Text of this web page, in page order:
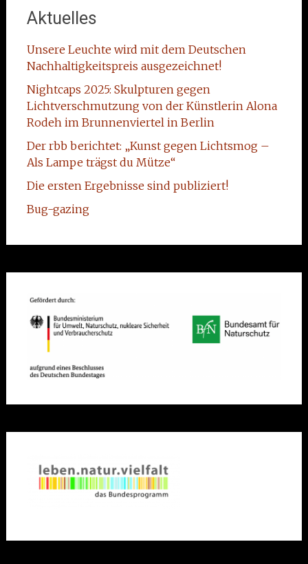
Aktuelles
Unsere Leuchte wird mit dem Deutschen
Nachhaltigkeitspreis ausgezeichnet!
Nightcaps 2025: Skulpturen gegen
Lichtverschmutzung von der Künstlerin Alona
Rodeh im Brunnenviertel in Berlin
Der rbb berichtet: „Kunst gegen Lichtsmog –
Als Lampe trägst du Mütze“
Die ersten Ergebnisse sind publiziert!
Bug-gazing